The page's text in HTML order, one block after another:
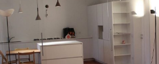
18/10/2022
Appartamento 06